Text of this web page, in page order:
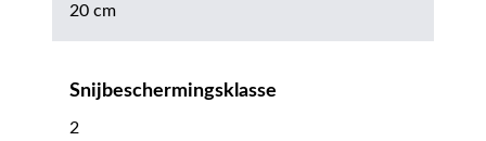
20 cm
Snijbeschermingsklasse
2